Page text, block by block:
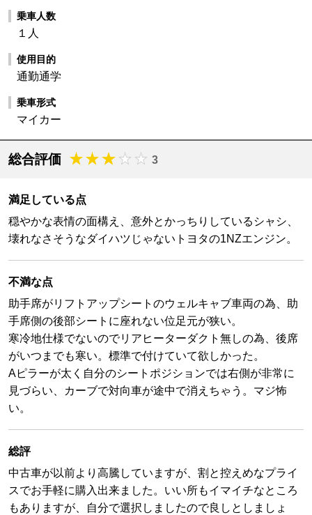
乗車人数
１人
使用目的
通勤通学
乗車形式
マイカー
総合評価 3
満足している点
穏やかな表情の面構え、意外とかっちりしているシャシ、
壊れなさそうなダイハツじゃないトヨタの1NZエンジン。
不満な点
助手席がリフトアップシートのウェルキャブ車両の為、助
手席側の後部シートに座れない位足元が狭い。
寒冷地仕様でないのでリアヒーターダクト無しの為、後席
がいつまでも寒い。標準で付けていて欲しかった。
Aピラーが太く自分のシートポジションでは右側が非常に
見づらい、カーブで対向車が途中で消えちゃう。マジ怖
い。
総評
中古車が以前より高騰していますが、割と控えめなプライ
スでお手軽に購入出来ました。いい所もイマイチなところ
もありますが、自分で選択しましたので良しとしましょ